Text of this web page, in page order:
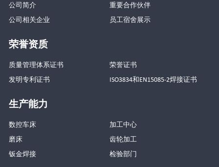
公司简介
重要合作伙伴
公司相关企业
员工宿舍展示
荣誉资质
质量管理体系证书
荣誉证书
发明专利证书
ISO3834和EN15085-2焊接证书
生产能力
数控车床
加工中心
磨床
齿轮加工
钣金焊接
检验部门